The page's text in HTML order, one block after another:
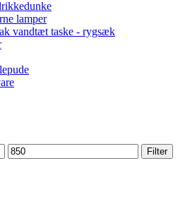
lamper
vandtæt taske - rygsæk
Højeste
pris
Filter